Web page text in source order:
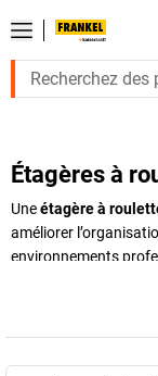
Étagères à
Uneétagère à
améliorer
environnements
entrepôt, d’un